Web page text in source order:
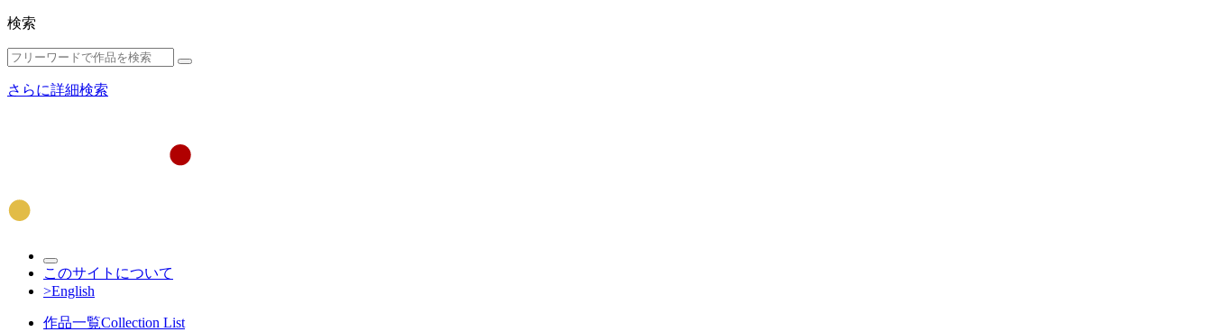
検索
さらに詳細検索
このサイトについて
>English
作品一覧Collection List